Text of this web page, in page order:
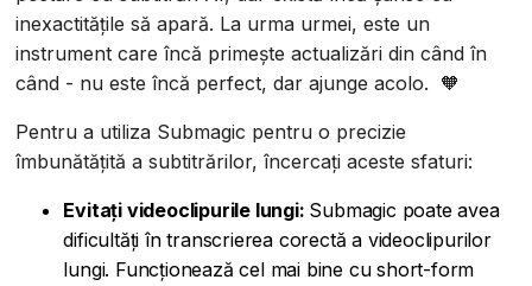
inexactitățile să apară. La urma urmei, este un
instrument care încă primește actualizări din când în
când - nu este încă perfect, dar ajunge acolo. 🧡
Pentru a utiliza Submagic pentru o precizie
îmbunătățită a subtitrărilor, încercați aceste sfaturi:
Evitați videoclipurile lungi: Submagic poate avea
dificultăți în transcrierea corectă a videoclipurilor
lungi. Funcționează cel mai bine cu short-form